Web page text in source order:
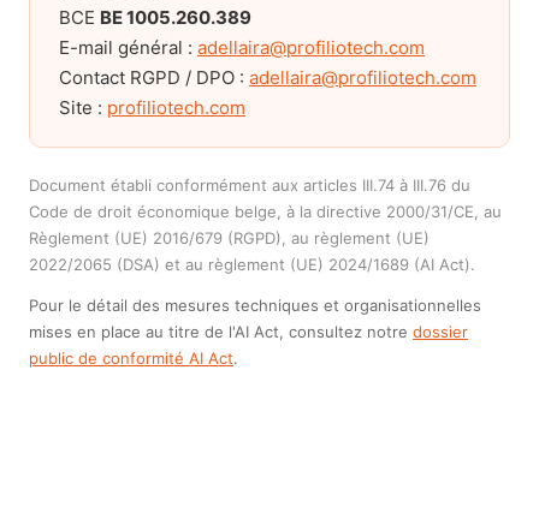
BCE BE 1005.260.389
E-mail général : adellaira@profiliotech.com
Contact RGPD / DPO : adellaira@profiliotech.com
Site : profiliotech.com
Document établi conformément aux articles III.74 à III.76 du
Code de droit économique belge, à la directive 2000/31/CE, au
Règlement (UE) 2016/679 (RGPD), au règlement (UE)
2022/2065 (DSA) et au règlement (UE) 2024/1689 (AI Act).
Pour le détail des mesures techniques et organisationnelles
mises en place au titre de l'AI Act, consultez notre dossier
public de conformité AI Act.